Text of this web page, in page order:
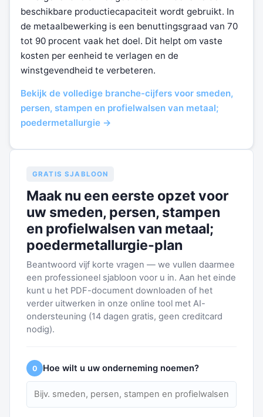
beschikbare productiecapaciteit wordt gebruikt. In
de metaalbewerking is een benuttingsgraad van 70
tot 90 procent vaak het doel. Dit helpt om vaste
kosten per eenheid te verlagen en de
winstgevendheid te verbeteren.
Bekijk de volledige branche-cijfers voor smeden,
persen, stampen en profielwalsen van metaal;
poedermetallurgie →
GRATIS SJABLOON
Maak nu een eerste opzet voor
uw smeden, persen, stampen
en profielwalsen van metaal;
poedermetallurgie-plan
Beantwoord vijf korte vragen — we vullen daarmee
een professioneel sjabloon voor u in. Aan het einde
kunt u het PDF-document downloaden of het
verder uitwerken in onze online tool met AI-
ondersteuning (14 dagen gratis, geen creditcard
nodig).
0 Hoe wilt u uw onderneming noemen?